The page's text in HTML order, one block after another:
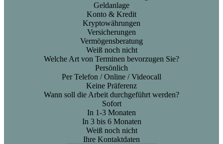
Geldanlage
Konto & Kredit
Kryptowährungen
Versicherungen
Vermögensberatung
Weiß noch nicht
Welche Art von Terminen bevorzugen Sie?
Persönlich
Per Telefon / Online / Videocall
Keine Präferenz
Wann soll die Arbeit durchgeführt werden?
Sofort
In 1-3 Monaten
In 3 bis 6 Monaten
Weiß noch nicht
Ihre Kontaktdaten